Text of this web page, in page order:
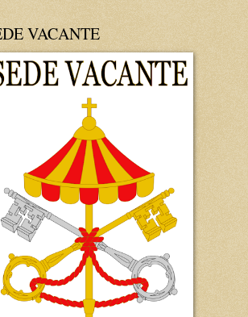
VACANTE